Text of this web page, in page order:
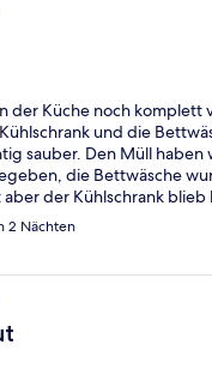
der Küche noch komplett
und die
sauber. Den Müll haben
die Bettwäsche
der Kühlschrank
war jedoch gut!
2 Nächten